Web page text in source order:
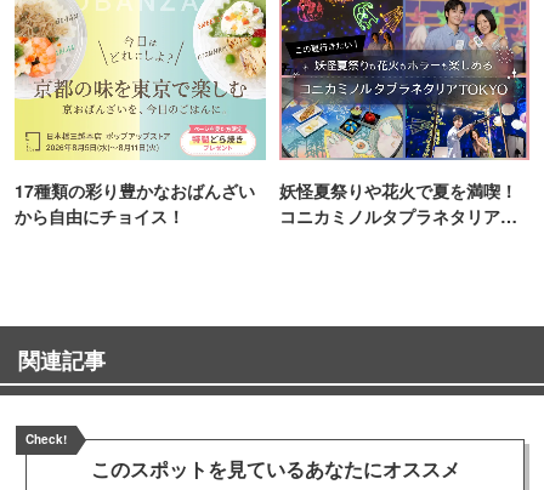
17種類の彩り豊かなおばんざい
から自由にチョイス！
妖怪夏祭りや花火で夏を満喫！
コニカミノルタプラネタリア
関連記事
Check!
このスポットを見ているあなたにオススメ